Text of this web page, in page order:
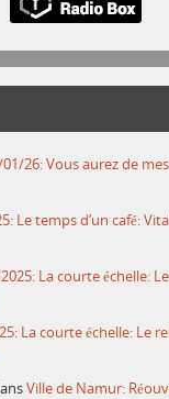
01/26: Vous aurez de
Le temps d’un café:
La courte échelle:
La courte échelle: Le
Ville de Namur: